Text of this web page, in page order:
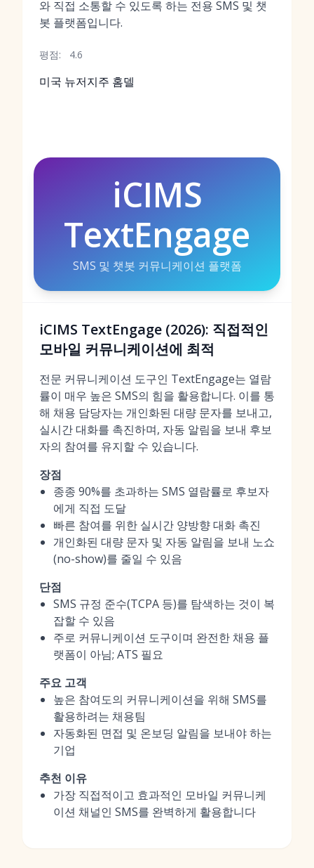
와 직접 소통할 수 있도록 하는 전용 SMS 및 챗
봇 플랫폼입니다.
평점: 4.6
미국 뉴저지주 홈델
iCIMS
TextEngage
SMS 및 챗봇 커뮤니케이션 플랫폼
iCIMS TextEngage (2026): 직접적인
모바일 커뮤니케이션에 최적
전문 커뮤니케이션 도구인 TextEngage는 열람
률이 매우 높은 SMS의 힘을 활용합니다. 이를 통
해 채용 담당자는 개인화된 대량 문자를 보내고,
실시간 대화를 촉진하며, 자동 알림을 보내 후보
자의 참여를 유지할 수 있습니다.
장점
종종 90%를 초과하는 SMS 열람률로 후보자
에게 직접 도달
빠른 참여를 위한 실시간 양방향 대화 촉진
개인화된 대량 문자 및 자동 알림을 보내 노쇼
(no-show)를 줄일 수 있음
단점
SMS 규정 준수(TCPA 등)를 탐색하는 것이 복
잡할 수 있음
주로 커뮤니케이션 도구이며 완전한 채용 플
랫폼이 아님; ATS 필요
주요 고객
높은 참여도의 커뮤니케이션을 위해 SMS를
활용하려는 채용팀
자동화된 면접 및 온보딩 알림을 보내야 하는
기업
추천 이유
가장 직접적이고 효과적인 모바일 커뮤니케
이션 채널인 SMS를 완벽하게 활용합니다